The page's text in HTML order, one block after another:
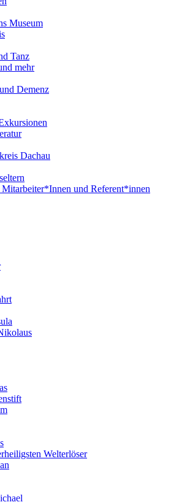
Museum
Tanz
mehr
Demenz
Dachau
und Referent*innen
Welterlöser